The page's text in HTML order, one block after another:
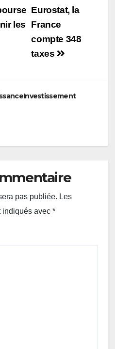
Eurostat, la
France
compte 348
taxes
les
pas publiée. Les
indiqués avec *